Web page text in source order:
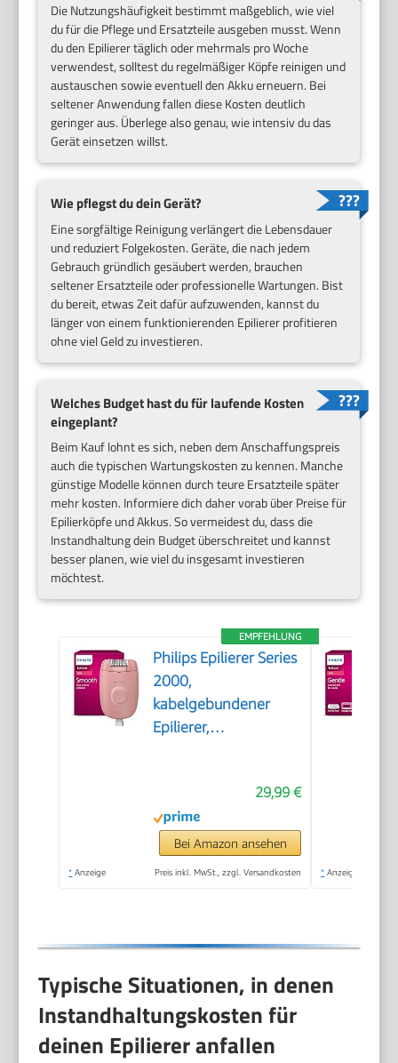
Die Nutzungshäufigkeit bestimmt maßgeblich, wie viel
du für die Pflege und Ersatzteile ausgeben musst. Wenn
du den Epilierer täglich oder mehrmals pro Woche
verwendest, solltest du regelmäßiger Köpfe reinigen und
austauschen sowie eventuell den Akku erneuern. Bei
seltener Anwendung fallen diese Kosten deutlich
geringer aus. Überlege also genau, wie intensiv du das
Gerät einsetzen willst.
Wie pflegst du dein Gerät?
Eine sorgfältige Reinigung verlängert die Lebensdauer
und reduziert Folgekosten. Geräte, die nach jedem
Gebrauch gründlich gesäubert werden, brauchen
seltener Ersatzteile oder professionelle Wartungen. Bist
du bereit, etwas Zeit dafür aufzuwenden, kannst du
länger von einem funktionierenden Epilierer profitieren
ohne viel Geld zu investieren.
Welches Budget hast du für laufende Kosten
eingeplant?
Beim Kauf lohnt es sich, neben dem Anschaffungspreis
auch die typischen Wartungskosten zu kennen. Manche
günstige Modelle können durch teure Ersatzteile später
mehr kosten. Informiere dich daher vorab über Preise für
Epilierköpfe und Akkus. So vermeidest du, dass die
Instandhaltung dein Budget überschreitet und kannst
besser planen, wie viel du insgesamt investieren
möchtest.
EMPFEHLUNG
Philips Epilierer Series
2000,
kabelgebundener
Epilierer,
29,99 €
Bei Amazon ansehen
* Anzeige Preis inkl. MwSt., zzgl. Versandkosten * Anzeige
Typische Situationen, in denen
Instandhaltungskosten für
deinen Epilierer anfallen